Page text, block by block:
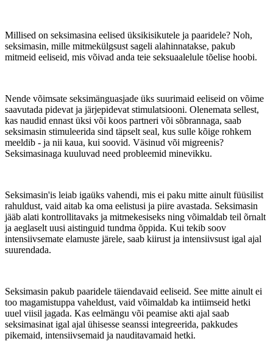
Millised on seksimasina eelised üksikisikutele ja paaridele? Noh,
seksimasin, mille mitmekülgsust sageli alahinnatakse, pakub
mitmeid eeliseid, mis võivad anda teie seksuaalelule tõelise hoobi.
Nende võimsate seksimänguasjade üks suurimaid eeliseid on võime
saavutada pidevat ja järjepidevat stimulatsiooni. Olenemata sellest,
kas naudid ennast üksi või koos partneri või sõbrannaga, saab
seksimasin stimuleerida sind täpselt seal, kus sulle kõige rohkem
meeldib - ja nii kaua, kui soovid. Väsinud või migreenis?
Seksimasinaga kuuluvad need probleemid minevikku.
Seksimasin'is leiab igaüks vahendi, mis ei paku mitte ainult füüsilist
rahuldust, vaid aitab ka oma eelistusi ja piire avastada. Seksimasin
jääb alati kontrollitavaks ja mitmekesiseks ning võimaldab teil õrnalt
ja aeglaselt uusi aistinguid tundma õppida. Kui tekib soov
intensiivsemate elamuste järele, saab kiirust ja intensiivsust igal ajal
suurendada.
Seksimasin pakub paaridele täiendavaid eeliseid. See mitte ainult ei
too magamistuppa vaheldust, vaid võimaldab ka intiimseid hetki
uuel viisil jagada. Kas eelmängu või peamise akti ajal saab
seksimasinat igal ajal ühisesse seanssi integreerida, pakkudes
pikemaid, intensiivsemaid ja nauditavamaid hetki.